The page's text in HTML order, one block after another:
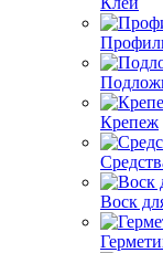
Крепеж
Воск